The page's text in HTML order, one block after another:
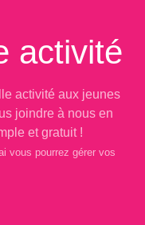
activité
activité aux jeunes
joindre à nous en
et gratuit !
vous pourrez gérer vos